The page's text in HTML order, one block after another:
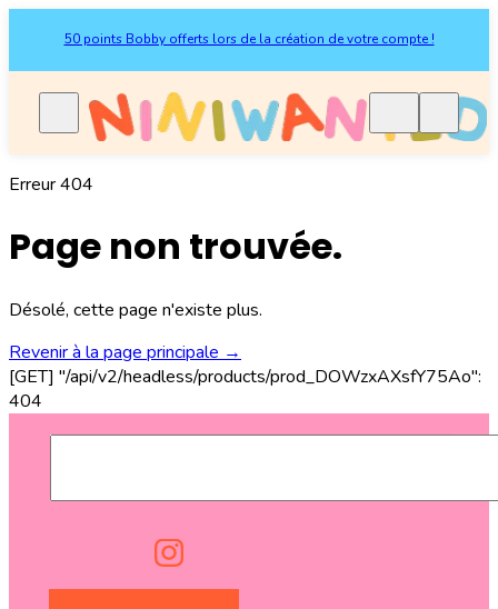
50 points Bobby offerts lors de la création de votre compte !
Erreur 404
Page non trouvée.
Désolé, cette page n'existe plus.
Revenir à la page principale →
[GET] "/api/v2/headless/products/prod_DOWzxAXsfY75Ao":
404